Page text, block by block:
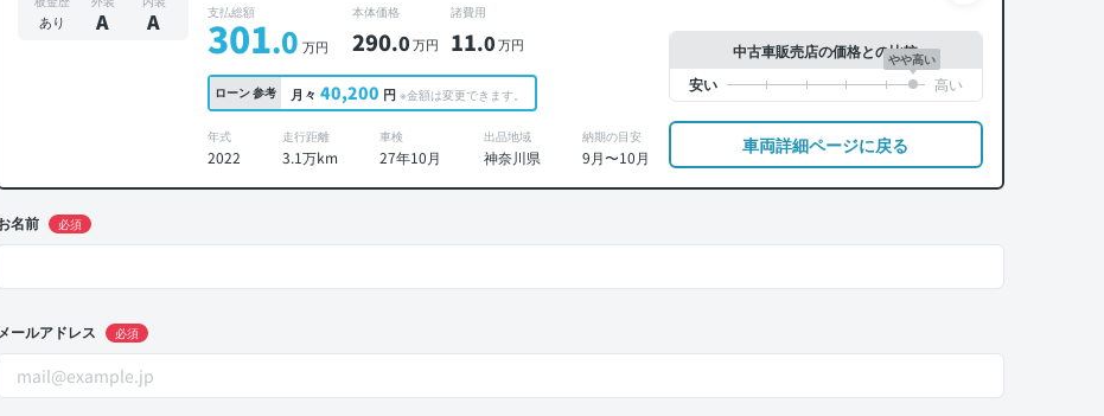
あり A A 支払総額
301.0 万円
本体価格
290.0万円
諸費用
11.0万円
ローン参考 月々 40,200 円 ※金額は変更できます。
年式
2022
走行距離
3.1万km
車検
27年10月
出品地域
神奈川県
納期の目安
9月〜10月
中古車販売店の価格との比較
やや高い
車両詳細ページに戻る
名前 必須
メールアドレス 必須